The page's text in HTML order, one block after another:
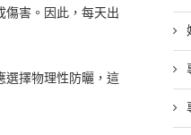
傷害。因此，每天出
選擇物理性防曬，這